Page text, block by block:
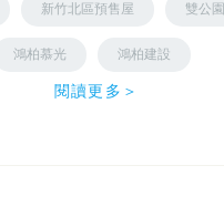
新竹北區預售屋 雙公園
鴻柏慕光 鴻柏建設
閱讀更多＞